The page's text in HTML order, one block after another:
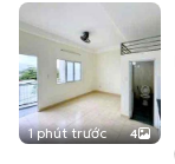
1 phút trước 4